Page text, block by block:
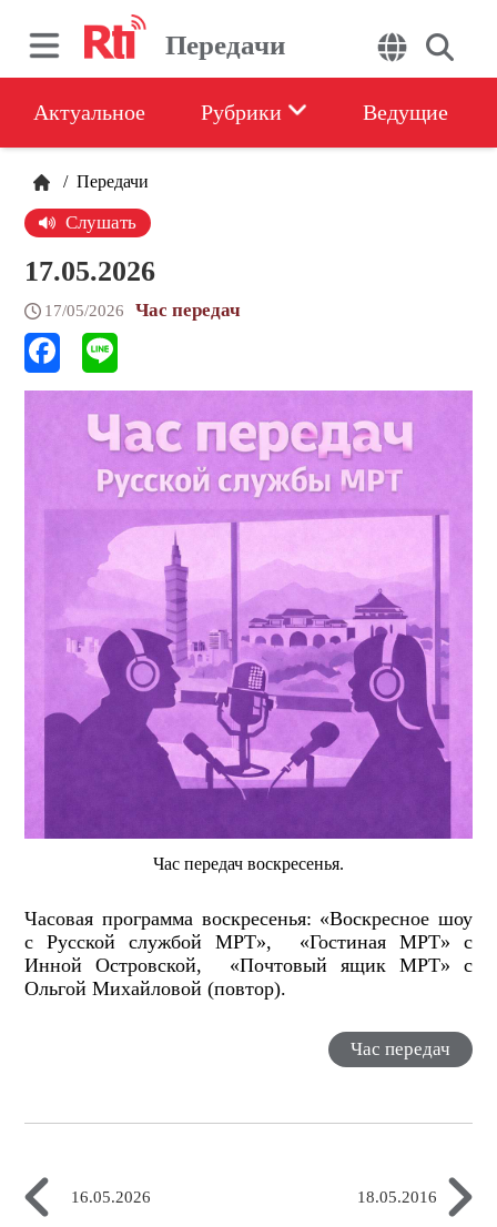
Передачи
Актуальное Рубрики Ведущие
/ Передачи
Слушать
17.05.2026
17/05/2026 Час передач
Час передач воскресенья.
Часовая программа воскресенья: «Воскресное шоу
с Русской службой МРТ», «Гостиная МРТ» с
Инной Островской, «Почтовый ящик МРТ» с
Ольгой Михайловой (повтор).
Час передач
16.05.2026 18.05.2016